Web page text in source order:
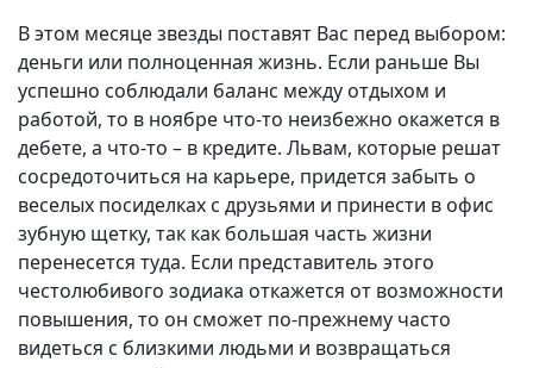
В этом месяце звезды поставят Вас перед выбором:
деньги или полноценная жизнь. Если раньше Вы
успешно соблюдали баланс между отдыхом и
работой, то в ноябре что-то неизбежно окажется в
дебете, а что-то – в кредите. Львам, которые решат
сосредоточиться на карьере, придется забыть о
веселых посиделках с друзьями и принести в офис
зубную щетку, так как большая часть жизни
перенесется туда. Если представитель этого
честолюбивого зодиака откажется от возможности
повышения, то он сможет по-прежнему часто
видеться с близкими людьми и возвращаться